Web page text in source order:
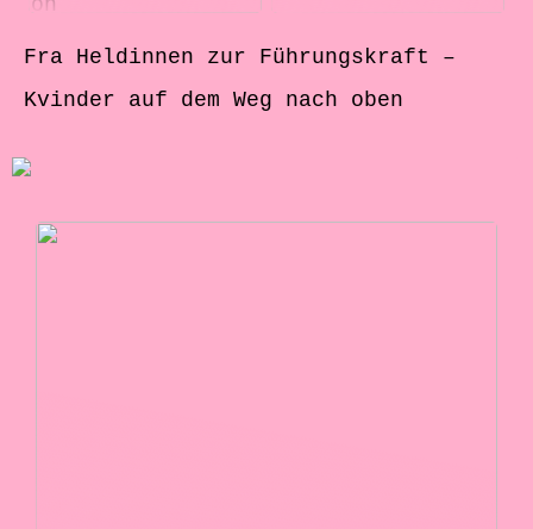
Fra Heldinnen zur Führungskraft –
Kvinder auf dem Weg nach oben